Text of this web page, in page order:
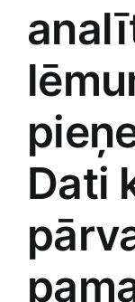
Dati